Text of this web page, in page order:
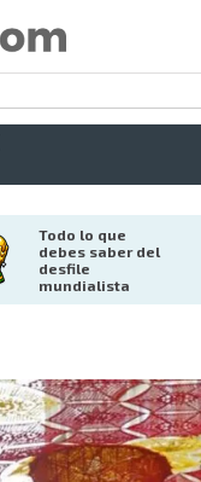
Todo lo que
debes saber del
desfile
mundialista